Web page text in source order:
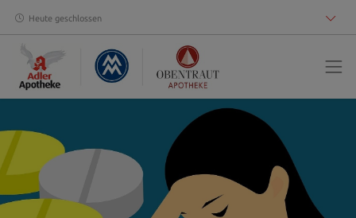
Heute geschlossen